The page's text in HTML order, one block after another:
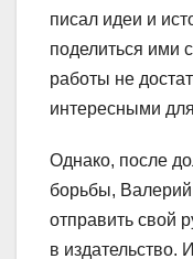
писал идеи и
поделиться ими
работы не
интересными
Однако, после
борьбы,
отправить свой
в издательство.